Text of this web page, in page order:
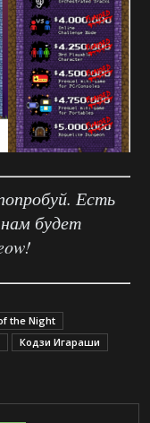
Есть
будет
the Night
Кодзи Игараши